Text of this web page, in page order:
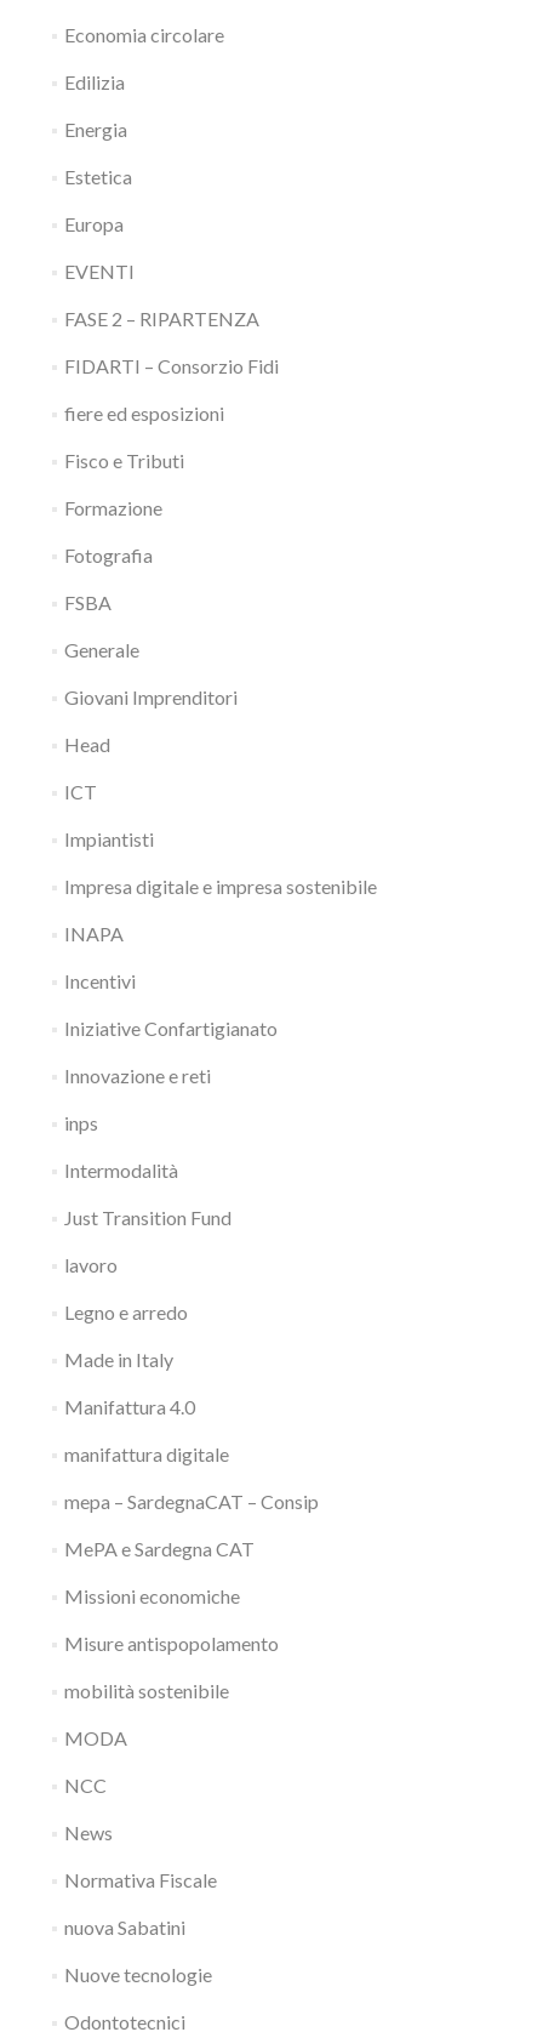
Economia circolare
Edilizia
Energia
Estetica
Europa
EVENTI
FASE 2 – RIPARTENZA
FIDARTI – Consorzio Fidi
fiere ed esposizioni
Fisco e Tributi
Formazione
Fotografia
FSBA
Generale
Giovani Imprenditori
Head
ICT
Impiantisti
Impresa digitale e impresa sostenibile
INAPA
Incentivi
Iniziative Confartigianato
Innovazione e reti
inps
Intermodalità
Just Transition Fund
lavoro
Legno e arredo
Made in Italy
Manifattura 4.0
manifattura digitale
mepa – SardegnaCAT – Consip
MePA e Sardegna CAT
Missioni economiche
Misure antispopolamento
mobilità sostenibile
MODA
NCC
News
Normativa Fiscale
nuova Sabatini
Nuove tecnologie
Odontotecnici